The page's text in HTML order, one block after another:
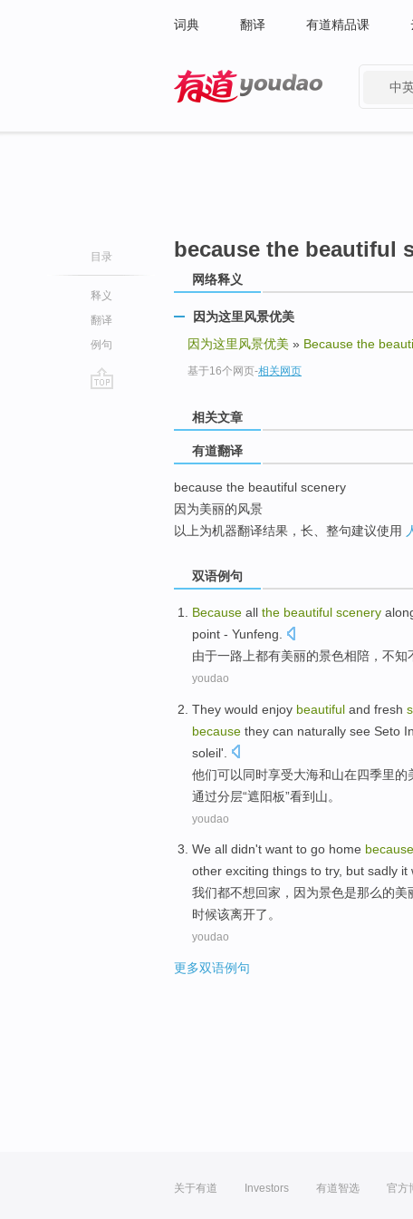
词典 翻译 有道精品课
中
目录
释义
翻译
例句
because the beautiful
网络释义
因为这里风景优美
因为这里风景优美 » Because the
基于16个网页-相关网页
相关文章
有道翻译
because the beautiful scenery
因为美丽的风景
以上为机器翻译结果，长、整句建议使用
双语例句
Because all the beautiful scenery
point - Yunfeng
由于一路上都有美丽的景色相陪， 不知
youdao
They would enjoy beautiful and fresh
because they can naturally see Seto
soleil'.
他们可以同时享受大海和山在四季里的
通过分层“遮阳板”看到山。
youdao
We all didn't want to go home because
other exciting things to try, but sadly it
我们都不想回家， 因为景色是那么的美
时候该离开了。
youdao
更多双语例句
关于有道 Investors 有道智选 官方